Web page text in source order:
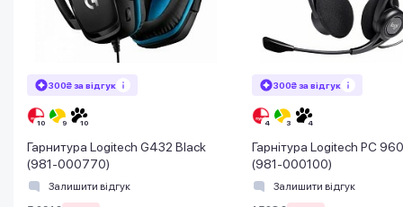
300₴ за відгук
Гарнитура Logitech G432 Black
(981-000770)
Залишити відгук
300₴ за відгук
Гарнітура Logitech PC
(981-000100)
Залишити відгук